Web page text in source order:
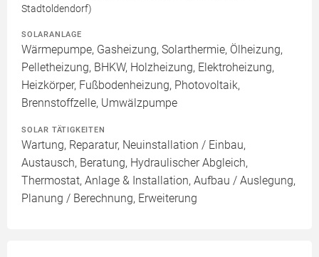
Stadtoldendorf)
SOLARANLAGE
Wärmepumpe, Gasheizung, Solarthermie, Ölheizung,
Pelletheizung, BHKW, Holzheizung, Elektroheizung,
Heizkörper, Fußbodenheizung, Photovoltaik,
Brennstoffzelle, Umwälzpumpe
SOLAR TÄTIGKEITEN
Wartung, Reparatur, Neuinstallation / Einbau,
Austausch, Beratung, Hydraulischer Abgleich,
Thermostat, Anlage & Installation, Aufbau / Auslegung,
Planung / Berechnung, Erweiterung